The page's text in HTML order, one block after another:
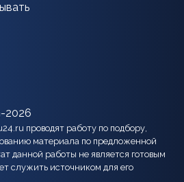
2026
проводят работу по подбору,
материала по предложенной
данной работы не является готовым
служить источником для его